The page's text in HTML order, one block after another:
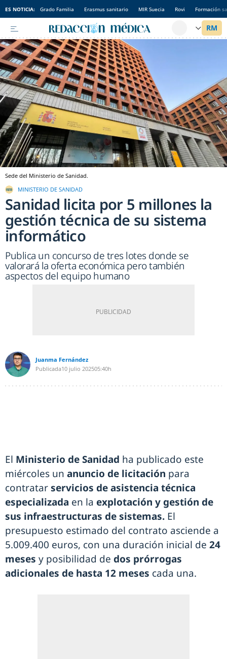
ES NOTICIA: Grado Familia Erasmus sanitario MIR Suecia Rovi Formación
Sede del Ministerio de Sanidad.
MINISTERIO DE SANIDAD
Sanidad licita por 5 millones la
gestión técnica de su sistema
informático
Publica un concurso de tres lotes donde se
valorará la oferta económica pero también
aspectos del equipo humano
Juanma Fernández
Publicada10 julio 202505:40h
El Ministerio de Sanidad ha publicado este
miércoles un anuncio de licitación para
contratarservicios de asistencia técnica
especializada en la explotación y gestión de
sus infraestructuras de sistemas. El
presupuesto estimado del contrato asciende a
5.009.400 euros, con una duración inicial de 24
meses y posibilidad de dos prórrogas
adicionales de hasta 12 meses cada una.